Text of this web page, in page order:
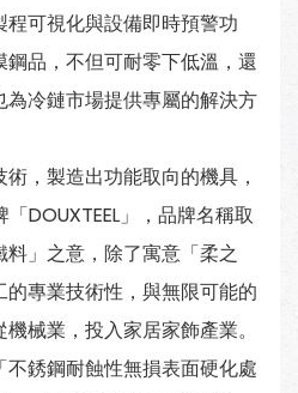
可視化與設備即時預警功
品，不但可耐零下低溫，還
冷鏈市場提供專屬的解決方
，製造出功能取向的機具，
DOUXTEEL」，品牌名稱取
」之意，除了寓意「柔之
專業技術性，與無限可能的
械業，投入家居家飾產業。
銹鋼耐蝕性無損表面硬化處